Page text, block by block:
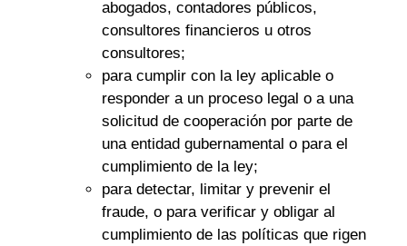
abogados, contadores públicos,
consultores financieros u otros
consultores;
para cumplir con la ley aplicable o
responder a un proceso legal o a una
solicitud de cooperación por parte de
una entidad gubernamental o para el
cumplimiento de la ley;
para detectar, limitar y prevenir el
fraude, o para verificar y obligar al
cumplimiento de las políticas que rigen